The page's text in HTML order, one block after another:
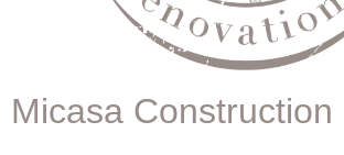
Micasa Construction